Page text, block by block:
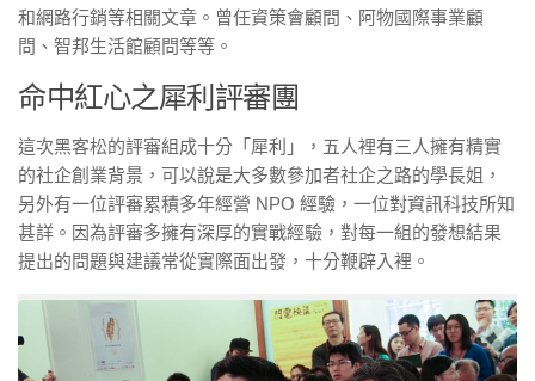
和網路行銷等相關文章。曾任資策會顧問、阿物國際事業顧
問、智邦生活館顧問等等。
命中紅心之犀利評審團
這次黑客松的評審組成十分「犀利」，五人裡有三人擁有精實
的社企創業背景，可以說是大多數參加者社企之路的學長姐，
另外有一位評審累積多年經營 NPO 經驗，一位對資訊科技所知
甚詳。因為評審多擁有深厚的實戰經驗，對每一組的發想結果
提出的問題與建議常從實際面出發，十分鞭辟入裡。